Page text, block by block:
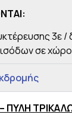
3ε
σε
ΠΥΛΗ